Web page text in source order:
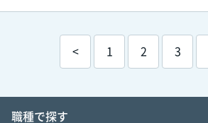
< 1 2 3
職種で探す